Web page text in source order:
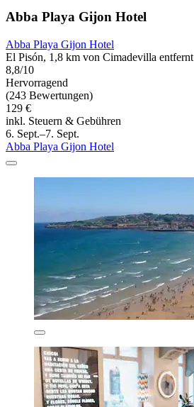
Abba Playa Gijon Hotel
Abba Playa Gijon Hotel
El Pisón, 1,8 km von Cimadevilla entfernt
8,8/10
Hervorragend
(243 Bewertungen)
129 €
inkl. Steuern & Gebühren
6. Sept.–7. Sept.
Abba Playa Gijon Hotel